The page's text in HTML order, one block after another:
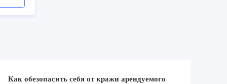
Как обезопасить себя от кражи арендуемого